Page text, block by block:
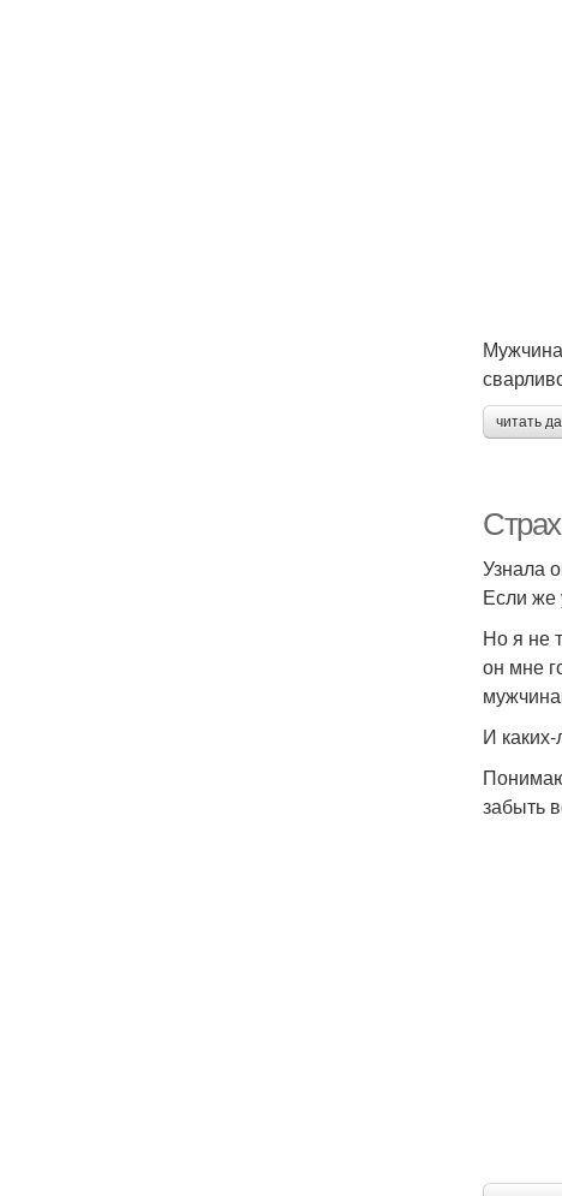
читать
Узнала
Если же
Но я не
он мне
И
забыть